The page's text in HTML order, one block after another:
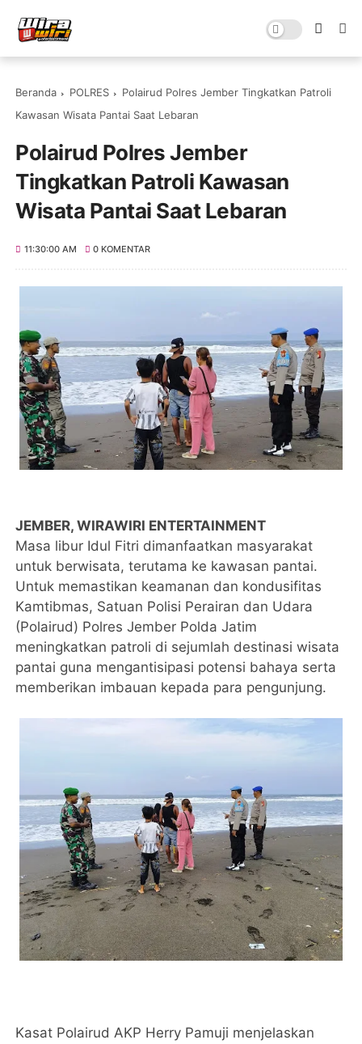
Beranda POLRES
Polairud Polres Jember Tingkatkan Patroli
Kawasan Wisata Pantai Saat Lebaran
Polairud Polres Jember
Tingkatkan Patroli Kawasan
Wisata Pantai Saat Lebaran
11:30:00 AM 0 KOMENTAR
JEMBER, WIRAWIRI ENTERTAINMENT
Masa libur Idul Fitri dimanfaatkan masyarakat
untuk berwisata, terutama ke kawasan pantai.
Untuk memastikan keamanan dan kondusifitas
Kamtibmas, Satuan Polisi Perairan dan Udara
(Polairud) Polres Jember Polda Jatim
meningkatkan patroli di sejumlah destinasi wisata
pantai guna mengantisipasi potensi bahaya serta
memberikan imbauan kepada para pengunjung.
Kasat Polairud AKP Herry Pamuji menjelaskan